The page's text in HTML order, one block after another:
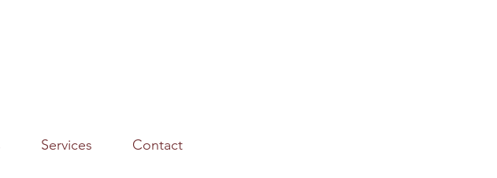
Services Contact